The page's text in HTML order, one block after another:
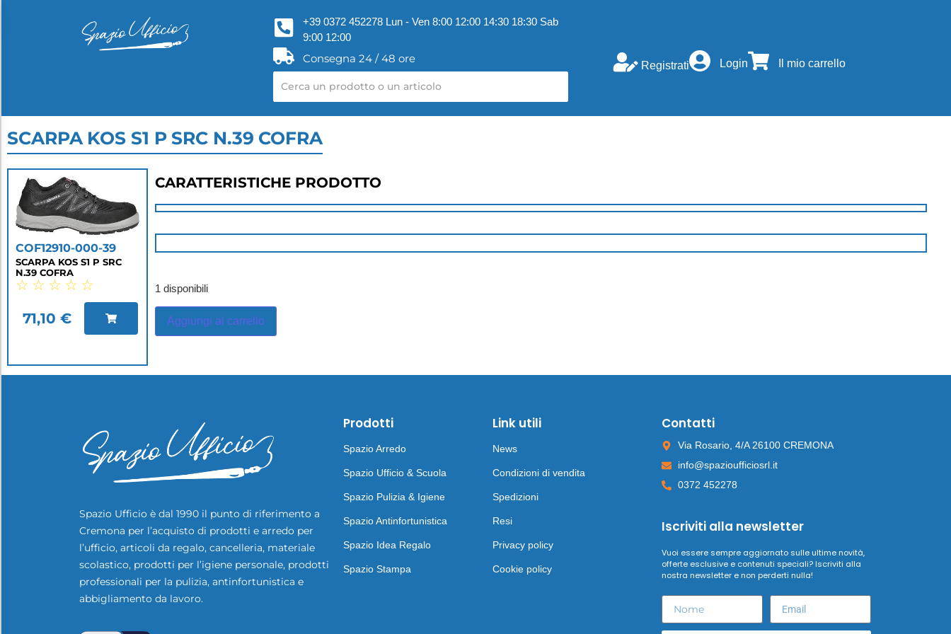
+39 0372 452278 Lun - Ven 8:00 12:00 14:30 18:30 Sab
9:00 12:00
Consegna 24 / 48 ore
Registrati Login Il mio carrello
SCARPA KOS S1 P SRC N.39 COFRA
COF12910-000-39
SCARPA KOS S1 P SRC
N.39 COFRA
☆ ☆ ☆ ☆ ☆
71,10 €
CARATTERISTICHE PRODOTTO
1 disponibili
Aggiungi al carrello
Spazio Ufficio è dal 1990 il punto di riferimento a
Cremona per l’acquisto di prodotti e arredo per
l’ufficio, articoli da regalo, cancelleria, materiale
scolastico, prodotti per l’igiene personale, prodotti
professionali per la pulizia, antinfortunistica e
abbigliamento da lavoro.
Prodotti
Spazio Arredo
Spazio Ufficio & Scuola
Spazio Pulizia & Igiene
Spazio Antinfortunistica
Spazio Idea Regalo
Spazio Stampa
Link utili
News
Condizioni di vendita
Spedizioni
Resi
Privacy policy
Cookie policy
Contatti
Via Rosario, 4/A 26100 CREMONA
info@spazioufficiosrl.it
0372 452278
Iscriviti alla newsletter
Vuoi essere sempre aggiornato sulle ultime novità,
offerte esclusive e contenuti speciali? Iscriviti alla
nostra newsletter e non perderti nulla!